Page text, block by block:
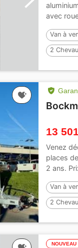
avec
Van à
2
13
Venez
places
2 ans.
Van à
2
NOUVEAU